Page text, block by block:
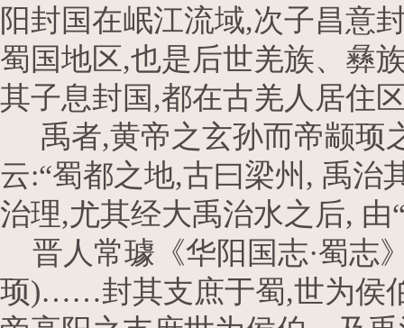
阳封国在岷江流域,次子昌意
蜀国地区,也是后世羌族、彝
其子息封国,都在古羌人居住
禹者,黄帝之玄孙而帝颛顼
云:“蜀都之地,古曰梁州, 禹治
治理,尤其经大禹治水之后, 由
晋人常璩《华阳国志·蜀志
顼)……封其支庶于蜀,世为侯